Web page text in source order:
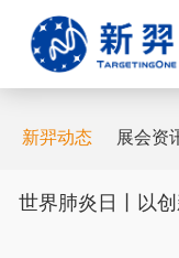
新羿动态 展会资
世界肺炎日丨以